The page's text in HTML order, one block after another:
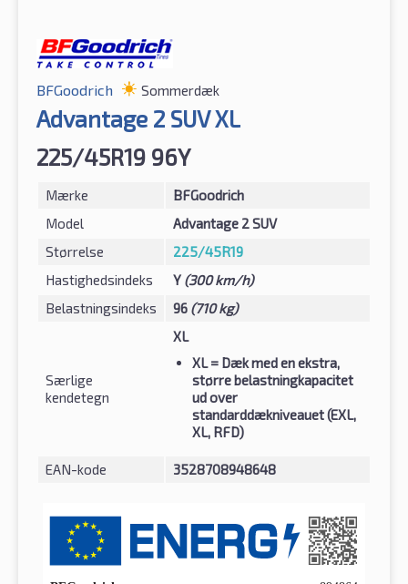
BFGoodrich Sommerdæk
Advantage 2 SUV XL
225/45R19 96Y
Mærke
BFGoodrich
Model
Advantage 2 SUV
Størrelse
225/45R19
Hastighedsindeks
Y (300 km/h)
Belastningsindeks
96 (710 kg)
Særlige
kendetegn
XL
XL= Dæk med en ekstra,
større belastningkapacitet
ud over
standarddækniveauet (EXL,
XL, RFD)
EAN-kode 3528708948648